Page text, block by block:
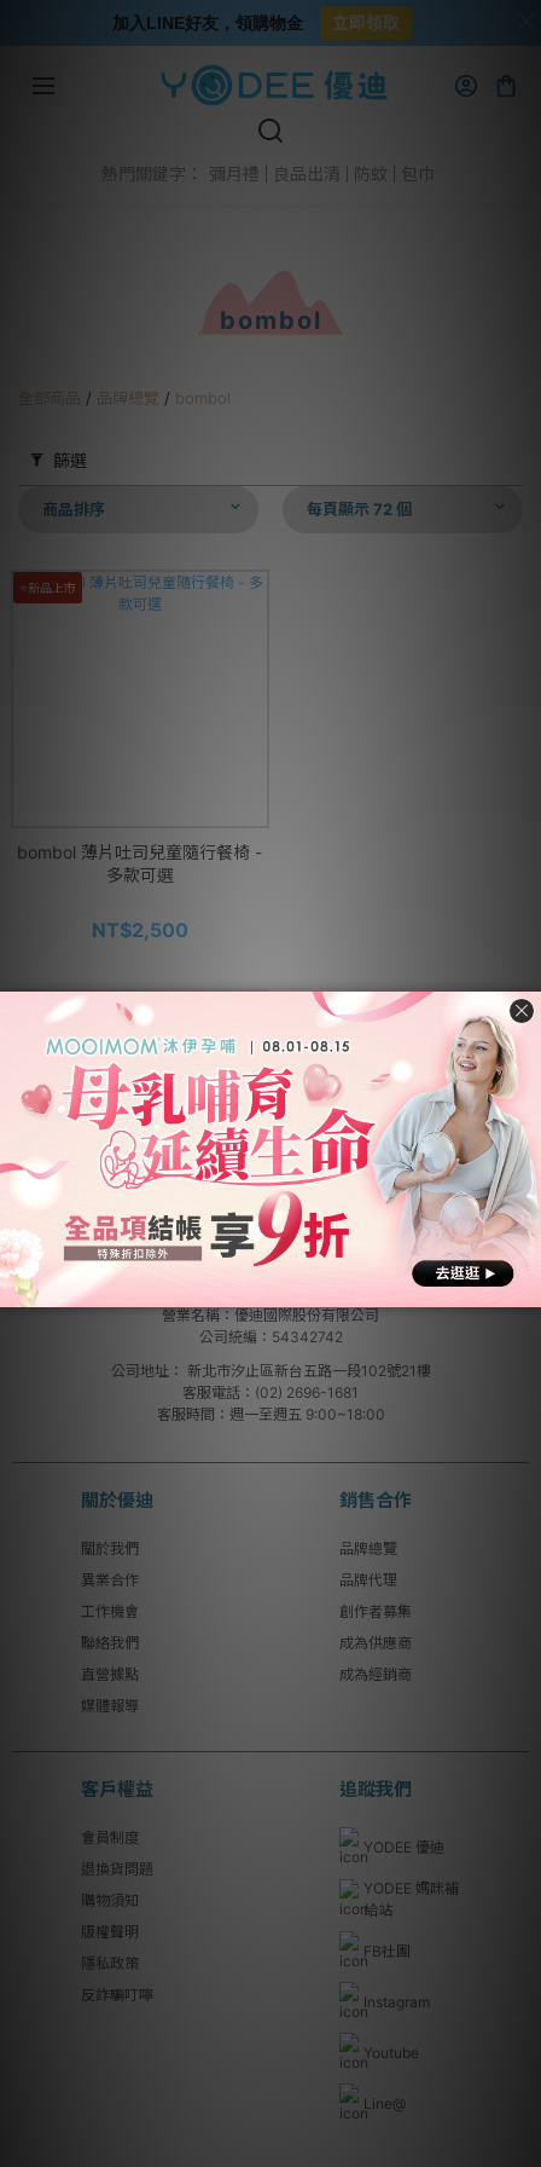
熱門關鍵字： 彌月禮 良品出清 防蚊 包巾
bombol
全部商品 / 品牌總覽 / bombol
篩選
商品排序 每頁顯示 72 個
⭐新品上市
bombol 薄片吐司兒童隨行餐椅 -
多款可選
NT$2,500
營業名稱：優迪國際股份有限公司
公司統編：54342742
公司地址： 新北市汐止區新台五路一段102號21樓
客服電話：(02) 2696-1681
客服時間：週一至週五 9:00~18:00
關於優迪
關於我們
異業合作
工作機會
聯絡我們
直營據點
媒體報導
銷售合作
品牌總覽
品牌代理
創作者募集
成為供應商
成為經銷商
客戶權益
會員制度
退換貨問題
購物須知
版權聲明
隱私政策
反詐騙叮嚀
追蹤我們
YODEE 優迪
YODEE 媽咪補
給站
FB社團
Instagram
Youtube
Line@
加入LINE好友，領購物金 立即領取